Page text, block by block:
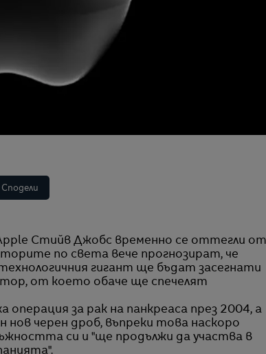
Сподели
по света вече прогнозират, че
гигант ще бъдат засегнати
от което обаче ще спечелят
за рак на панкреаса през 2004, а
нов черен дроб, въпреки това наскоро
си и "ще продължи да участва в